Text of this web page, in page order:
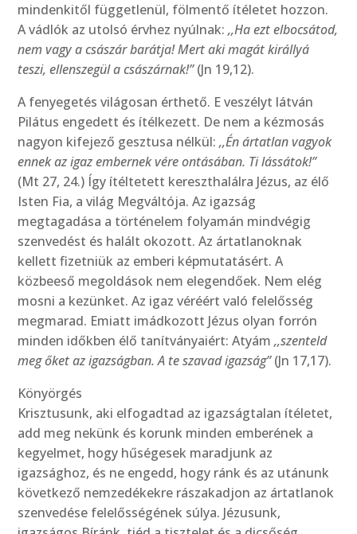
mindenkitől függetlenül, fölmentő ítéletet hozzon.
A vádlók az utolsó érvhez nyúlnak:,,Ha ezt elbocsátod,
nem vagy a császár barátja! Mert aki magát királlyá
teszi, ellenszegül a császárnak!”(Jn 19,12).
A fenyegetés világosan érthető. E veszélyt látván
Pilátus engedett és ítélkezett. De nem a kézmosás
nagyon kifejező gesztusa nélkül:,,Én ártatlan vagyok
ennek az igaz embernek vére ontásában. Ti lássátok!”
(Mt 27, 24.) Így ítéltetett kereszthalálra Jézus, az élő
Isten Fia, a világ Megváltója. Az igazság
megtagadása a történelem folyamán mindvégig
szenvedést és halált okozott. Az ártatlanoknak
kellett fizetniük az emberi képmutatásért. A
közbeeső megoldások nem elegendőek. Nem elég
mosni a kezünket. Az igaz véréért való felelősség
megmarad. Emiatt imádkozott Jézus olyan forrón
minden időkben élő tanítványaiért: Atyám,,szenteld
meg őket az igazságban. A te szavad igazság”(Jn 17,17).
Könyörgés
Krisztusunk, aki elfogadtad az igazságtalan ítéletet,
add meg nekünk és korunk minden emberének a
kegyelmet, hogy hűségesek maradjunk az
igazsághoz, és ne engedd, hogy ránk és az utánunk
következő nemzedékekre rászakadjon az ártatlanok
szenvedése felelősségének súlya. Jézusunk,